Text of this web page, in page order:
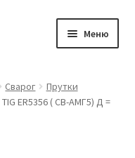
Меню
Сварог
Прутки
ER5356 ( СВ-АМГ5) Д =